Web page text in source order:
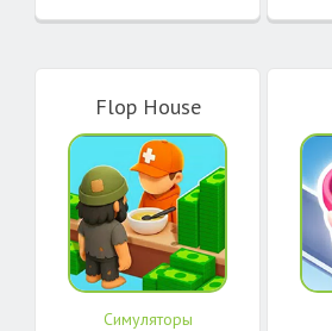
Flop House
Симуляторы